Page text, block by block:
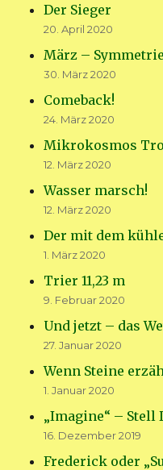
Der Sieger
20. April 2020
März –
30. März 2020
Comeback!
24. März 2020
Mikrokosmos
12. März 2020
Wasser marsch!
12. März 2020
Der mit dem
1. März 2020
Trier 11,23 m
9. Februar 2020
Und jetzt – das
27. Januar 2020
Wenn Steine
1. Januar 2020
„Imagine“ – Stell
16. Dezember 2019
Frederick oder